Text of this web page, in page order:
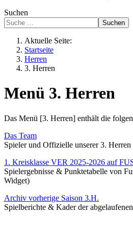
Suchen
Suchen
Aktuelle Seite:
Startseite
Herren
3. Herren
Menü 3. Herren
Das Menü [3. Herren] enthält die
Das Team
Spieler und Offizielle unserer 3. Herren
1. Kreisklasse VER 2025-2026 auf
Spielergebnisse & Punktetabelle von
Widget)
Archiv vorherige Saison 3.H.
Spielberichte & Kader der